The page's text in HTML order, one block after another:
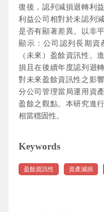
復後，認列減損迴轉利
利益公司相對於未認列
是否有顯著差異。以非
顯示：公司認列長期資
（未來）盈餘資訊性。
損且在後續年度認列迴
對未來盈餘資訊性之影
分公司管理當局運用資
盈餘之觀點。本研究進
相當穩固性。
Keywords
盈餘資訊性 資產減損